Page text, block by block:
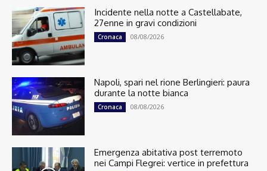
Incidente nella notte a Castellabate,
27enne in gravi condizioni
Cronaca 08/08/2026
Napoli, spari nel rione Berlingieri: paura
durante la notte bianca
Cronaca 08/08/2026
Emergenza abitativa post terremoto
nei Campi Flegrei: vertice in prefettura